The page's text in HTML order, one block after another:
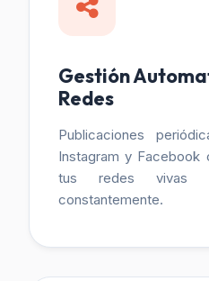
Gestión
Redes
Publicaciones
Instagram y Facebook
tus redes vivas
constantemente.